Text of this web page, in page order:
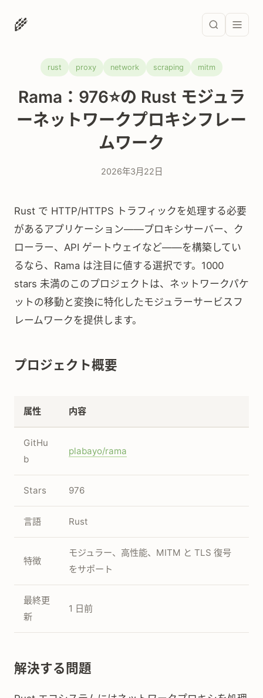
🌾
rust proxy network scraping mitm
Rama：976⭐の Rust モジュラ
ーネットワークプロキシフレー
ムワーク
2026年3月22日
Rust で HTTP/HTTPS トラフィックを処理する必要
があるアプリケーション——プロキシサーバー、ク
ローラー、API ゲートウェイなど——を構築してい
るなら、Rama は注目に値する選択です。1000
stars 未満のこのプロジェクトは、ネットワークパケ
ットの移動と変換に特化したモジュラーサービスフ
レームワークを提供します。
プロジェクト概要
属性 内容
GitHu
b
plabayo/rama
Stars 976
言語 Rust
特徴
モジュラー、高性能、MITM と TLS 復号
をサポート
最終更
新
1 日前
解決する問題